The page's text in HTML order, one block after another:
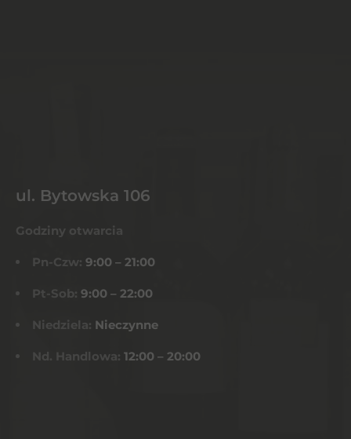
ul. Bytowska 106
Godziny otwarcia
Pn-Czw: 9:00 – 21:00
Pt-Sob: 9:00 – 22:00
Niedziela: Nieczynne
Nd. Handlowa: 12:00 – 20:00